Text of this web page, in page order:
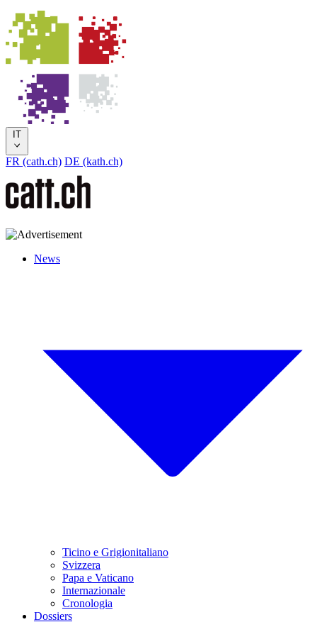
IT
FR (cath.ch) DE (kath.ch)
News
Ticino e Grigionitaliano
Svizzera
Papa e Vaticano
Internazionale
Cronologia
Dossiers